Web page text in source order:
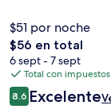
$51 por noche
El
precio
total
es
de
$56 en total
6 sept - 7 sept
Total con
Opiniones
8.68.6 de 10,
Excelente